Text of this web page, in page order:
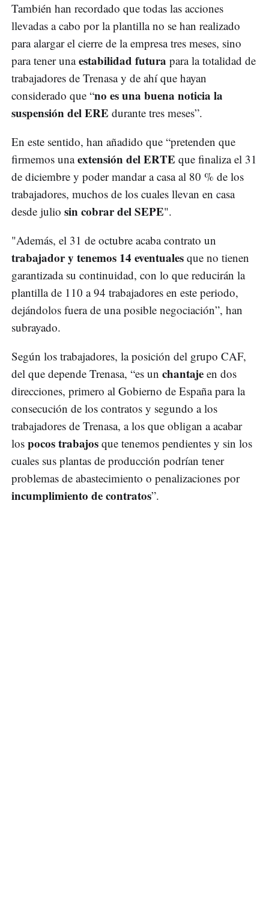
También han recordado que todas las acciones
llevadas a cabo por la plantilla no se han realizado
para alargar el cierre de la empresa tres meses, sino
para tener unaestabilidad futura para la totalidad de
trabajadores de Trenasa y de ahí que hayan
considerado que “no es una buena noticia la
suspensión del ERE durante tres meses”.
En este sentido, han añadido que “pretenden que
firmemos unaextensión del ERTE que finaliza el 31
de diciembre y poder mandar a casa al 80 % de los
trabajadores, muchos de los cuales llevan en casa
desde julio sin cobrar del SEPE".
"Además, el 31 de octubre acaba contrato un
trabajador y tenemos 14 eventuales que no tienen
garantizada su continuidad, con lo que reducirán la
plantilla de 110 a 94 trabajadores en este periodo,
dejándolos fuera de una posible negociación”, han
subrayado.
Según los trabajadores, la posición del grupo CAF,
del que depende Trenasa, “es un chantaje en dos
direcciones, primero al Gobierno de España para la
consecución de los contratos y segundo a los
trabajadores de Trenasa, a los que obligan a acabar
los pocos trabajos que tenemos pendientes y sin los
cuales sus plantas de producción podrían tener
problemas de abastecimiento o penalizaciones por
incumplimiento de contratos”.